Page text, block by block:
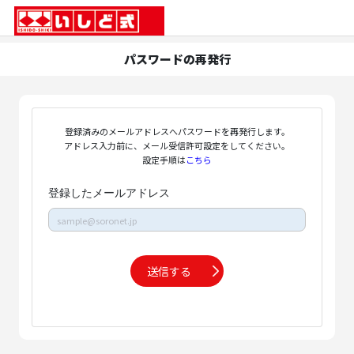
パスワードの再発行
登録済みのメールアドレスへパスワードを再発行します。
アドレス入力前に、メール受信許可設定をしてください。
設定手順はこちら
登録したメールアドレス
送信する